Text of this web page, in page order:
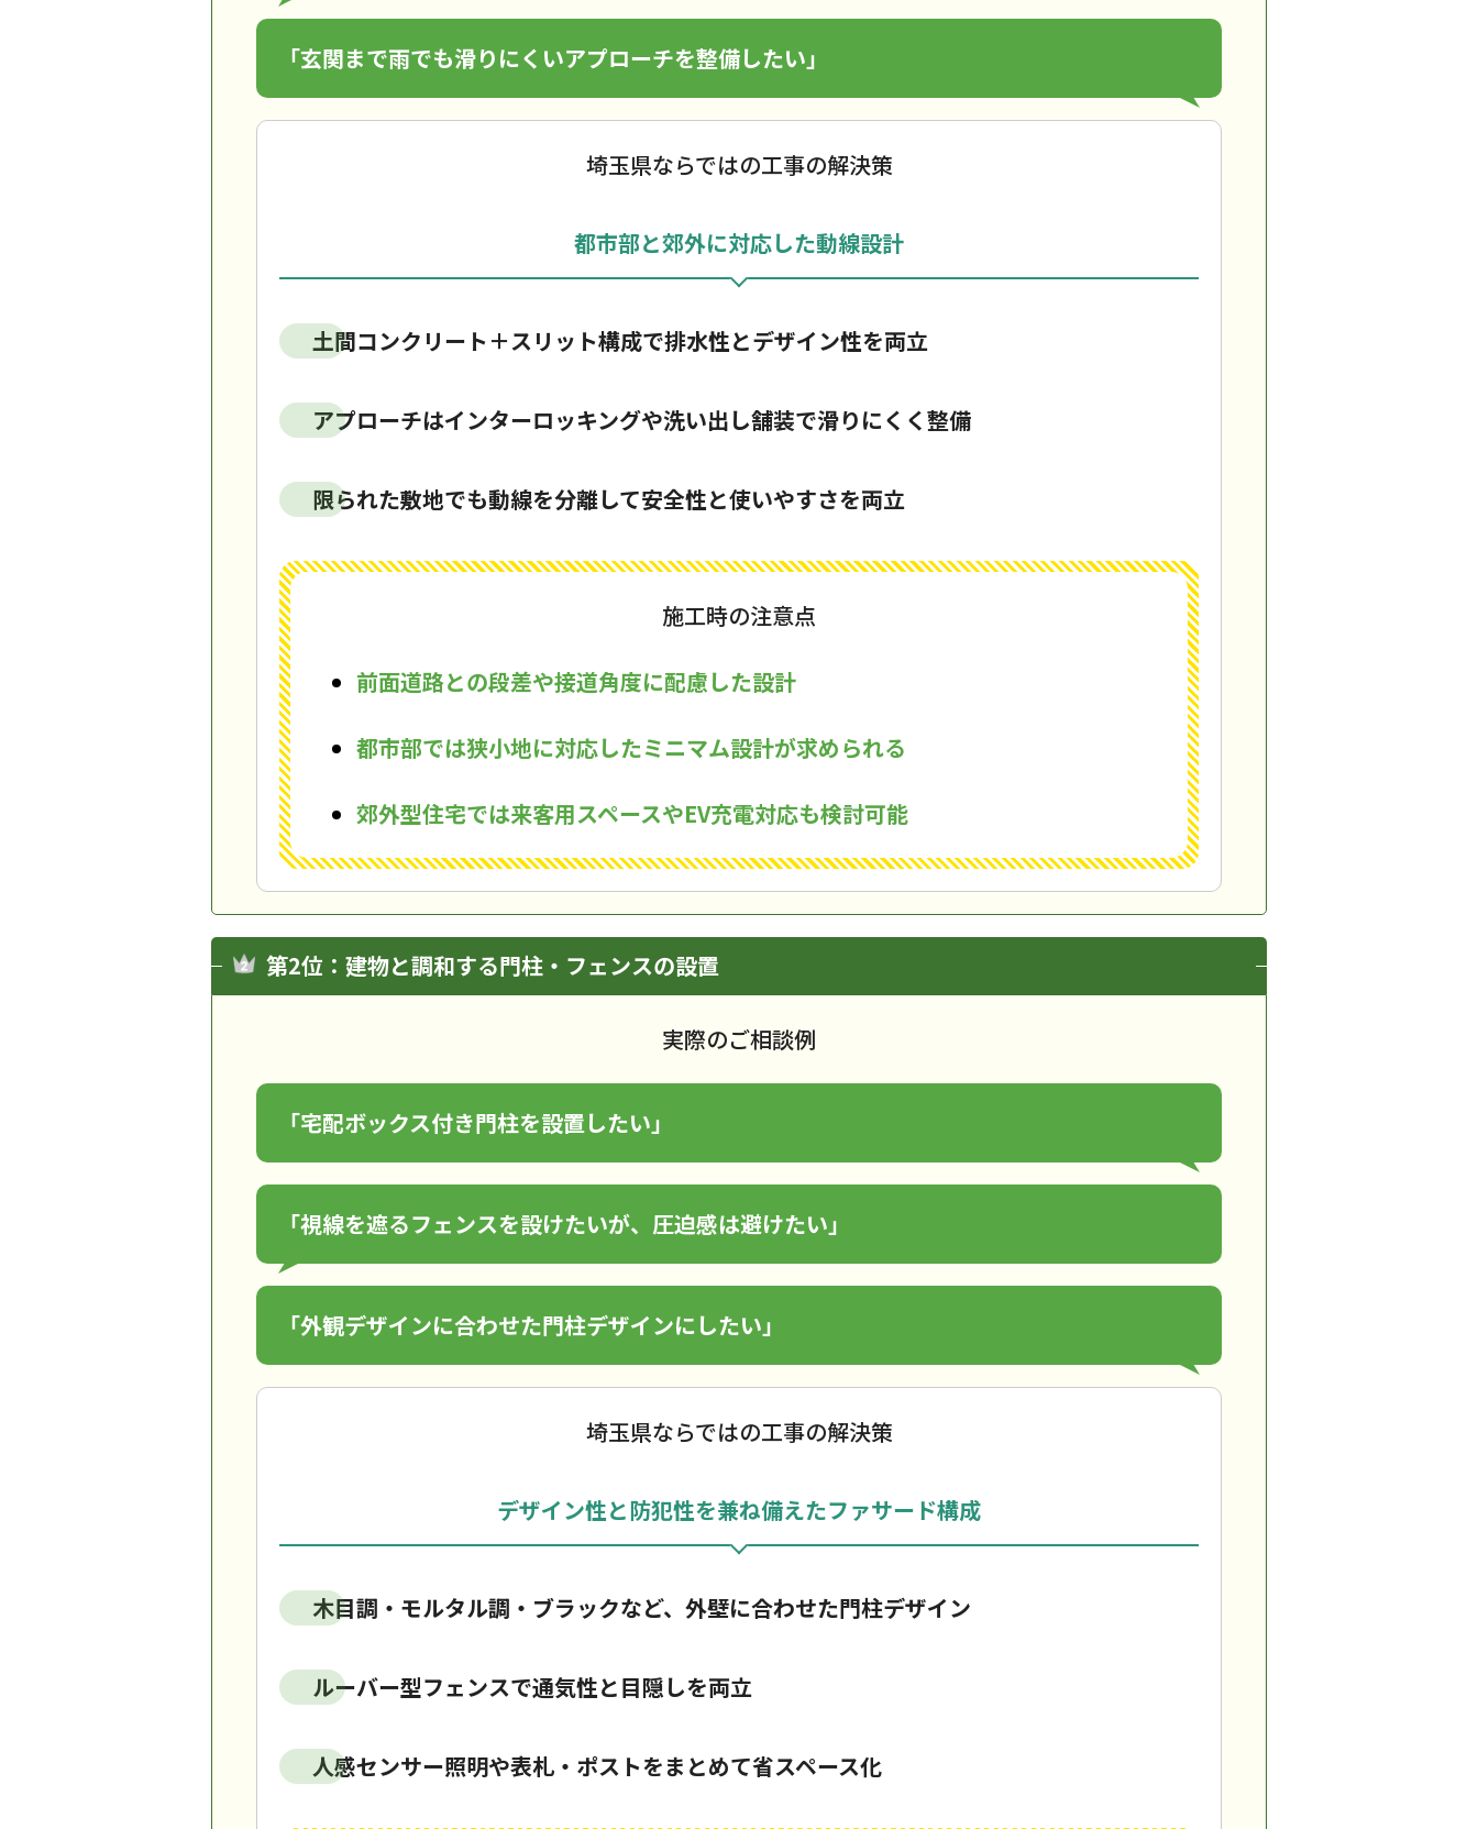
「玄関まで雨でも滑りにくいアプローチを整備したい」
埼玉県ならではの工事の解決策
都市部と郊外に対応した動線設計
土間コンクリート＋スリット構成で排水性とデザイン性を両立
アプローチはインターロッキングや洗い出し舗装で滑りにくく整備
限られた敷地でも動線を分離して安全性と使いやすさを両立
施工時の注意点
前面道路との段差や接道角度に配慮した設計
都市部では狭小地に対応したミニマム設計が求められる
郊外型住宅では来客用スペースやEV充電対応も検討可能
第2位：建物と調和する門柱・フェンスの設置
実際のご相談例
「宅配ボックス付き門柱を設置したい」
「視線を遮るフェンスを設けたいが、圧迫感は避けたい」
「外観デザインに合わせた門柱デザインにしたい」
埼玉県ならではの工事の解決策
デザイン性と防犯性を兼ね備えたファサード構成
木目調・モルタル調・ブラックなど、外壁に合わせた門柱デザイン
ルーバー型フェンスで通気性と目隠しを両立
人感センサー照明や表札・ポストをまとめて省スペース化